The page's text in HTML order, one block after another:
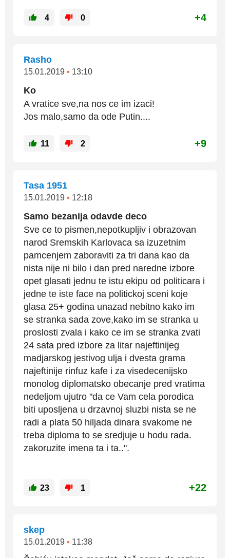
4 0 +4
Rasho
15.01.2019 • 13:10
Ko
A vratice sve,na nos ce im izaci!
Jos malo,samo da ode Putin....
11 2 +9
Tasa 1951
15.01.2019 • 12:18
Samo bezanija odavde deco
Sve ce to pismen,nepotkupljiv i obrazovan
narod Sremskih Karlovaca sa izuzetnim
pamcenjem zaboraviti za tri dana kao da
nista nije ni bilo i dan pred naredne izbore
opet glasati jednu te istu ekipu od politicara i
jedne te iste face na politickoj sceni koje
glasa 25+ godina unazad nebitno kako im
se stranka sada zove,kako im se stranka u
proslosti zvala i kako ce im se stranka zvati
24 sata pred izbore za litar najeftinijeg
madjarskog jestivog ulja i dvesta grama
najeftinije rinfuz kafe i za visedecenijsko
monolog diplomatsko obecanje pred vratima
nedeljom ujutro "da ce Vam cela porodica
biti uposljena u drzavnoj sluzbi nista se ne
radi a plata 50 hiljada dinara svakome ne
treba diploma to se sredjuje u hodu rada.
zakoruzite imena ta i ta..".
23 1 +22
skep
15.01.2019 • 11:38